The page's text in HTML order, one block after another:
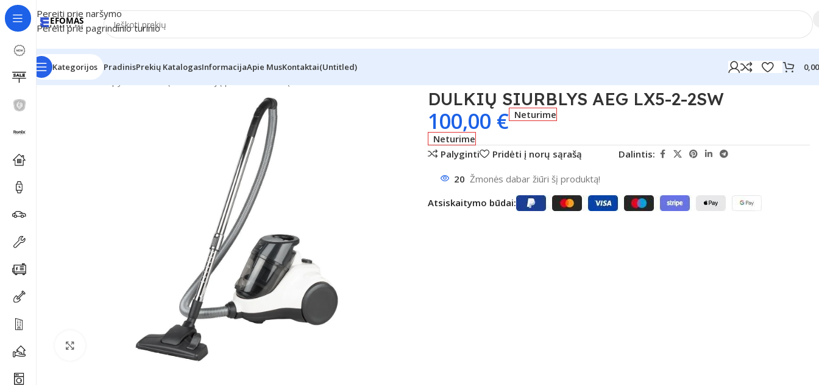
Pereiti prie naršymo
Pereiti prie pagrindinio turinio
Kategorijos PradinisPrekių KatalogasInformacijaApie MusKontaktai(Untitled)
Pradžia Namu apyvoka
Spustelėkite, kad padidintumėte
DULKIŲ SIURBLYS AEG LX5-2-2SW
100,00 € Neturime
Neturime
Palyginti
Pridėti į norų sąrašą Dalintis:
20 Žmonės dabar žiūri šį produktą!
Atsiskaitymo būdai: